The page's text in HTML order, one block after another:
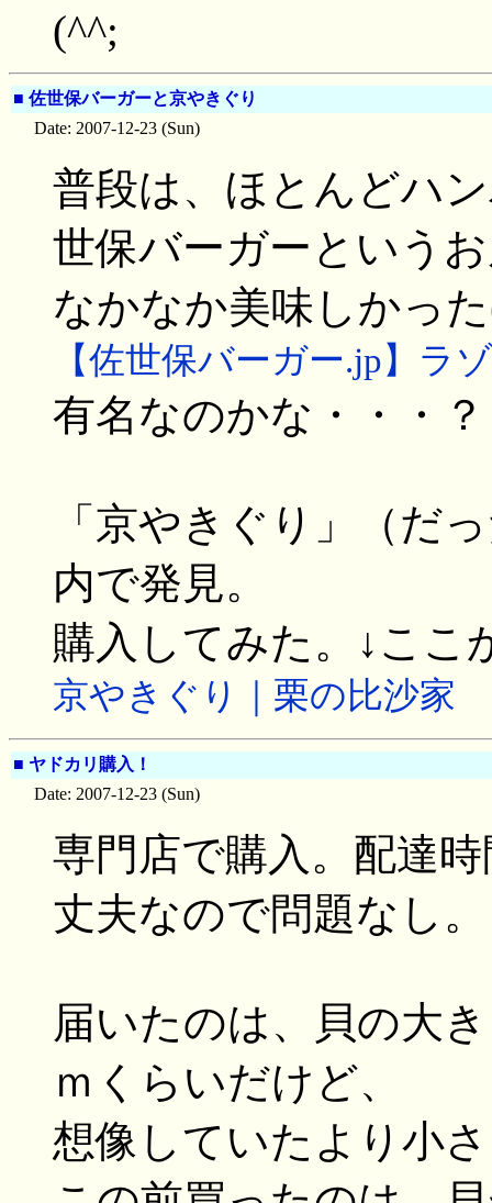
(^^;
■ 佐世保バーガーと京やきぐり
Date: 2007-12-23 (Sun)
普段は、ほとんどハ
世保バーガーという
なかなか美味しかっ
【佐世保バーガー.jp】ラ
有名なのかな・・・？
「京やきぐり」（だ
内で発見。
購入してみた。↓ここ
京やきぐり｜栗の比沙家
■ ヤドカリ購入！
Date: 2007-12-23 (Sun)
専門店で購入。配達
丈夫なので問題なし。
届いたのは、貝の大
ｍくらいだけど、
想像していたより小